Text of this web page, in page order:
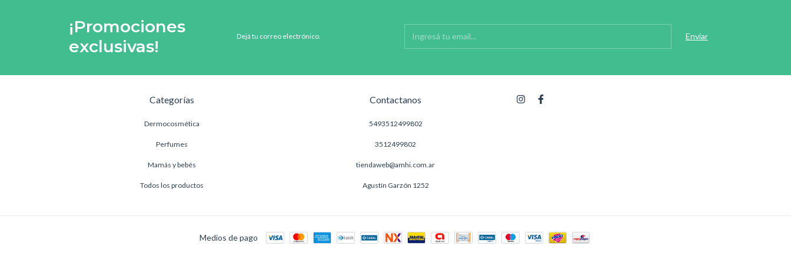
¡Promociones
exclusivas!
Dejá tu correo electrónico.
Categorías
Dermocosmética
Perfumes
Mamás y bebés
Todos los productos
Contactanos
5493512499802
3512499802
tiendaweb@amhi.com.ar
Agustín Garzón 1252
Medios de pago